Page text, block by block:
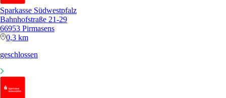
Sparkasse Südwestpfalz
Bahnhofstraße 21-29
66953 Pirmasens
0,3 km
geschlossen